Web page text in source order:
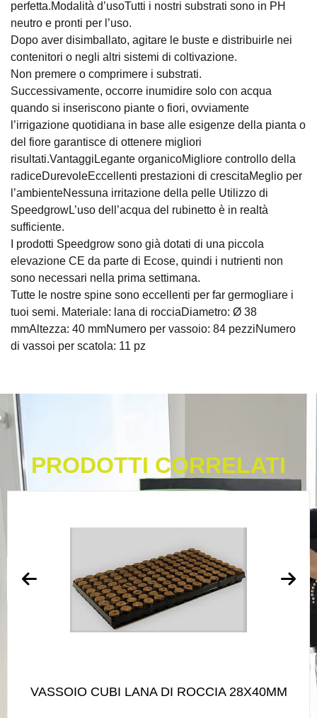
perfetta.Modalità d’usoTutti i nostri substrati sono in PH
neutro e pronti per l’uso.
Dopo aver disimballato, agitare le buste e distribuirle nei
contenitori o negli altri sistemi di coltivazione.
Non premere o comprimere i substrati.
Successivamente, occorre inumidire solo con acqua
quando si inseriscono piante o fiori, ovviamente
l’irrigazione quotidiana in base alle esigenze della pianta o
del fiore garantisce di ottenere migliori
risultati.VantaggiLegante organicoMigliore controllo della
radiceDurevoleEccellenti prestazioni di crescitaMeglio per
l’ambienteNessuna irritazione della pelle Utilizzo di
SpeedgrowL’uso dell’acqua del rubinetto è in realtà
sufficiente.
I prodotti Speedgrow sono già dotati di una piccola
elevazione CE da parte di Ecose, quindi i nutrienti non
sono necessari nella prima settimana.
Tutte le nostre spine sono eccellenti per far germogliare i
tuoi semi. Materiale: lana di rocciaDiametro: Ø 38
mmAltezza: 40 mmNumero per vassoio: 84 pezziNumero
di vassoi per scatola: 11 pz
PRODOTTI CORRELATI
VASSOIO CUBI LANA DI ROCCIA 28X40MM